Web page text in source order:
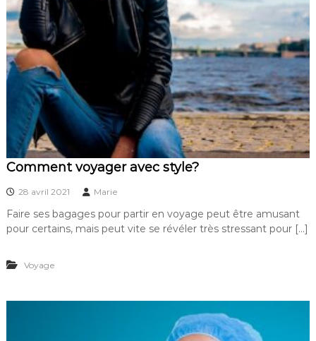
Comment voyager avec style?
28 avril 2021 Marie
Faire ses bagages pour partir en voyage peut être amusant
pour certains, mais peut vite se révéler très stressant pour […]
Voyage